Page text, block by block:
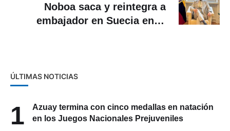
Noboa saca y reintegra a
embajador en Suecia en el
ÚLTIMAS NOTICIAS
1
Azuay termina con cinco medallas en natación
en los Juegos Nacionales Prejuveniles